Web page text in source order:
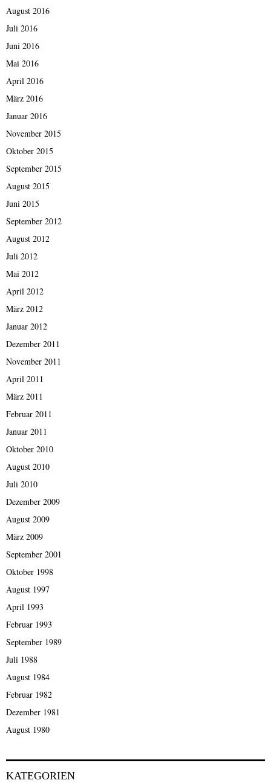
August 2016
Juli 2016
Juni 2016
Mai 2016
April 2016
März 2016
Januar 2016
November 2015
Oktober 2015
September 2015
August 2015
Juni 2015
September 2012
August 2012
Juli 2012
Mai 2012
April 2012
März 2012
Januar 2012
Dezember 2011
November 2011
April 2011
März 2011
Februar 2011
Januar 2011
Oktober 2010
August 2010
Juli 2010
Dezember 2009
August 2009
März 2009
September 2001
Oktober 1998
August 1997
April 1993
Februar 1993
September 1989
Juli 1988
August 1984
Februar 1982
Dezember 1981
August 1980
KATEGORIEN